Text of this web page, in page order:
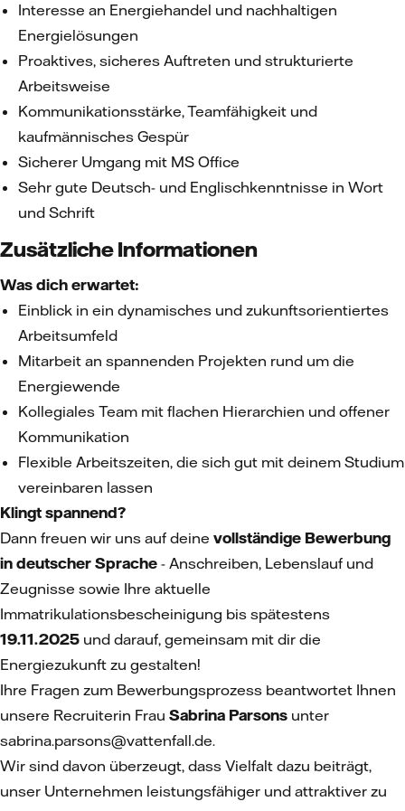
Interesse an Energiehandel und nachhaltigen
Energielösungen
Proaktives, sicheres Auftreten und strukturierte
Arbeitsweise
Kommunikationsstärke, Teamfähigkeit und
kaufmännisches Gespür
Sicherer Umgang mit MS Office
Sehr gute Deutsch- und Englischkenntnisse in Wort
und Schrift
Zusätzliche Informationen
Was dich erwartet:
Einblick in ein dynamisches und zukunftsorientiertes
Arbeitsumfeld
Mitarbeit an spannenden Projekten rund um die
Energiewende
Kollegiales Team mit flachen Hierarchien und offener
Kommunikation
Flexible Arbeitszeiten, die sich gut mit deinem Studium
vereinbaren lassen
Klingt spannend?
Dann freuen wir uns auf deine vollständige Bewerbung
in deutscher Sprache - Anschreiben, Lebenslauf und
Zeugnisse sowie Ihre aktuelle
Immatrikulationsbescheinigung bis spätestens
19.11.2025 und darauf, gemeinsam mit dir die
Energiezukunft zu gestalten!
Ihre Fragen zum Bewerbungsprozess beantwortet Ihnen
unsere Recruiterin Frau Sabrina Parsons unter
sabrina.parsons@vattenfall.de.
Wir sind davon überzeugt, dass Vielfalt dazu beiträgt,
unser Unternehmen leistungsfähiger und attraktiver zu